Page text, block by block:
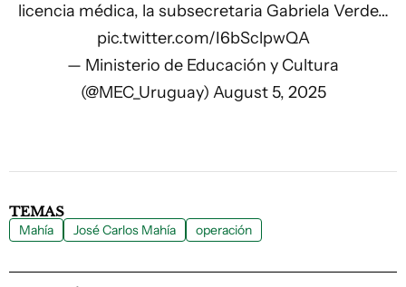
licencia médica, la subsecretaria Gabriela Verde…
pic.twitter.com/I6bSclpwQA
— Ministerio de Educación y Cultura
(@MEC_Uruguay) August 5, 2025
TEMAS
Mahía José Carlos Mahía operación